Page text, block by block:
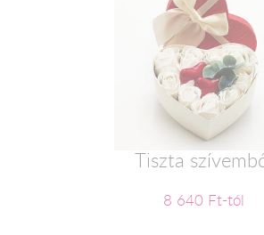
Tiszta
8 640 Ft-tól